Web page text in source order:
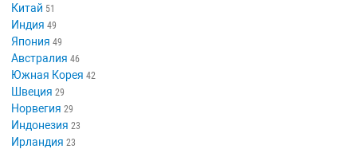
Китай 51
Индия 49
Япония 49
Австралия 46
Южная Корея 42
Швеция 29
Норвегия 29
Индонезия 23
Ирландия 23